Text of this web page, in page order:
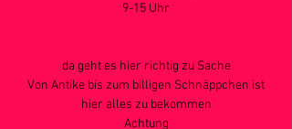
9-15 Uhr
da geht es hier richtig zu Sache
Von Antike bis zum billigen Schnäppchen ist
hier alles zu bekommen
Achtung